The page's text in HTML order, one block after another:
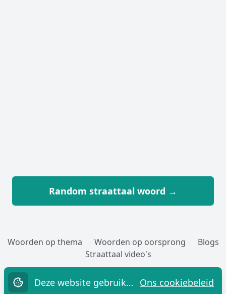
Random straattaal woord →
Woorden op thema Woorden op oorsprong
Blogs
Straattaal video's
Woorden toevoegen Over Cookies Privacy
Contact
Deze website gebruikt cookies. Ons cookiebeleid